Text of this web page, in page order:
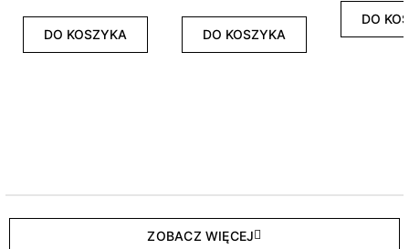
DO KOSZYKA DO KOSZYKA
DO
ZOBACZ WIĘCEJ